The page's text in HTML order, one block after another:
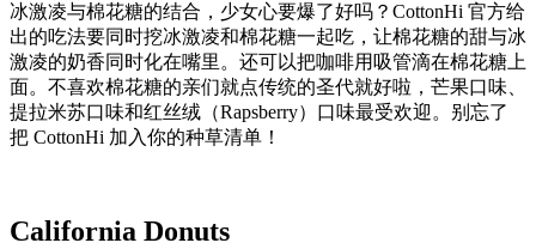
冰激凌与棉花糖的结合，少女心要爆了好吗？CottonHi 官方给
出的吃法要同时挖冰激凌和棉花糖一起吃，让棉花糖的甜与冰
激凌的奶香同时化在嘴里。还可以把咖啡用吸管滴在棉花糖上
面。不喜欢棉花糖的亲们就点传统的圣代就好啦，芒果口味、
提拉米苏口味和红丝绒（Rapsberry）口味最受欢迎。别忘了
把 CottonHi 加入你的种草清单！
California Donuts